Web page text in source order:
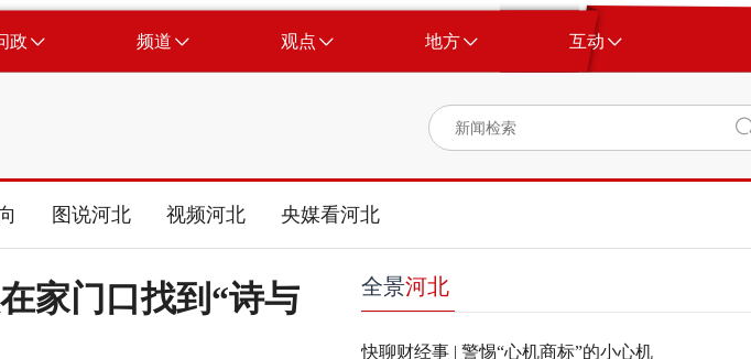
政 频道 观点 地方 互动
图说河北 视频河北 央媒看河北
家门口找到“诗与
全景河北
快聊财经事 | 警惕“心机商标”的小心机